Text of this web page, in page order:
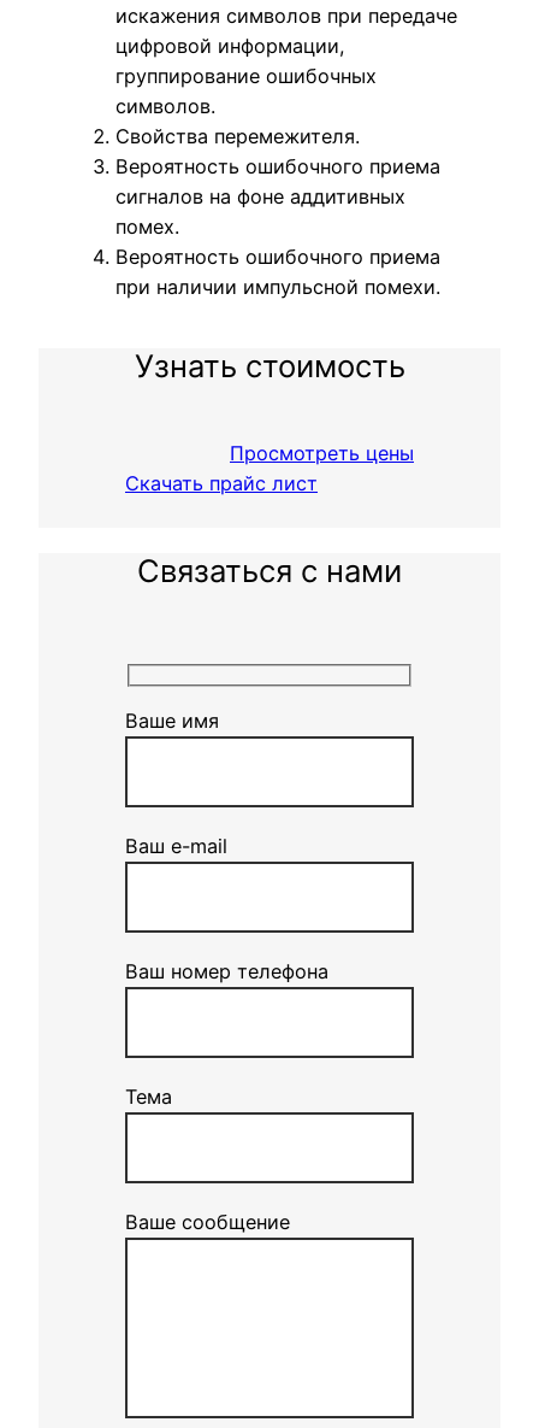
искажения символов при передаче
цифровой информации,
группирование ошибочных
символов.
Свойства перемежителя.
Вероятность ошибочного приема
сигналов на фоне аддитивных
помех.
Вероятность ошибочного приема
при наличии импульсной помехи.
Узнать стоимость
Просмотреть цены
Скачать прайс лист
Связаться с нами
Ваше имя
Ваш e-mail
Ваш номер телефона
Тема
Ваше сообщение